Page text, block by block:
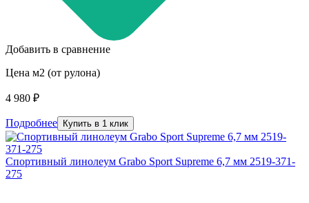
Добавить в сравнение
Цена м2 (от рулона)
4 980 ₽
Подробнее Купить в 1 клик
Спортивный линолеум Grabo Sport Supreme 6,7 мм 2519-371-
275